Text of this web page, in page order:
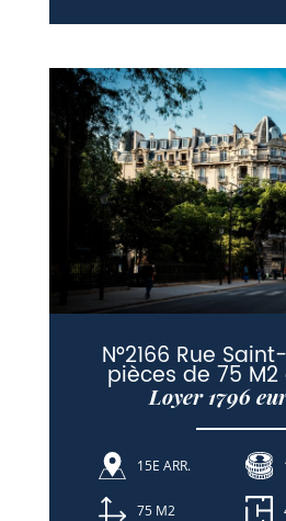
N°2166 Rue
pièces de 75 M2
Loyer 1796
15E ARR.
75 M2